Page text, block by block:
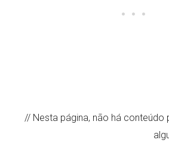
// Nesta página, não há conteúdo